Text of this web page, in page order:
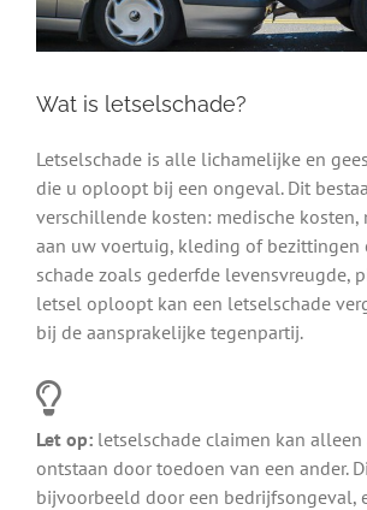
Wat is letselschade?
Letselschade is alle lichamelijke en
die u oploopt bij een ongeval. Dit
verschillende kosten: medische kosten,
aan uw voertuig, kleding of bezittingen
schade zoals gederfde levensvreugde,
letsel oploopt kan een letselschade
bij de aansprakelijke tegenpartij.
Let op: letselschade claimen kan
ontstaan door toedoen van een ander.
bijvoorbeeld door een bedrijfsongeval,